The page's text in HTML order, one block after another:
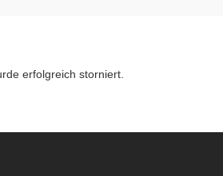
erfolgreich storniert.